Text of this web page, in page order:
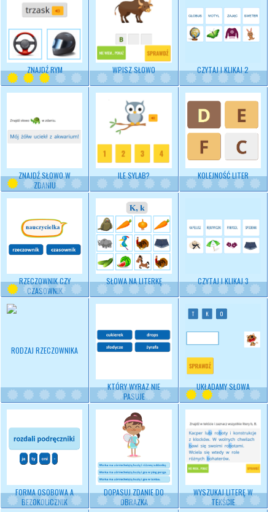
ZNAJDŹ RYM WPISZ SŁOWO CZYTAJ I KLIKAJ 2
ZNAJDŹ SŁOWO W
ZDANIU
ILE SYLAB? KOLEJNOŚĆ LITER
RZECZOWNIK CZY
CZASOWNIK
SŁOWA NA LITERKĘ CZYTAJ I KLIKAJ 3
RODZAJ RZECZOWNIKA
KTÓRY WYRAZ NIE
PASUJE
UKŁADAMY SŁOWA
FORMA OSOBOWA A
BEZOKOLICZNIK
DOPASUJ ZDANIE DO
OBRAZKA
WYSZUKAJ LITERĘ W
TEKŚCIE